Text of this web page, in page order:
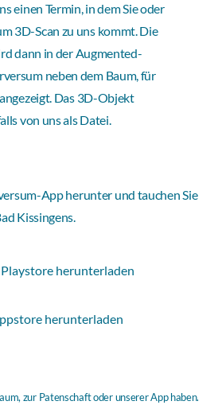
einen Termin, in dem Sie oder
3D-Scan zu uns kommt. Die
dann in der Augmented-
neben dem Baum, für
Das 3D-Objekt
von uns als Datei.
App herunter und tauchen Sie
Kissingens.
herunterladen
herunterladen
zur Patenschaft oder unserer App haben.